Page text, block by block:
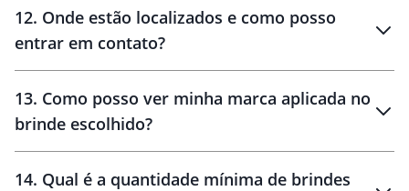
30 dias
12. Onde estão localizados e como posso
entrar em contato?
13. Como posso ver minha marca aplicada no
brinde escolhido?
14. Qual é a quantidade mínima de brindes